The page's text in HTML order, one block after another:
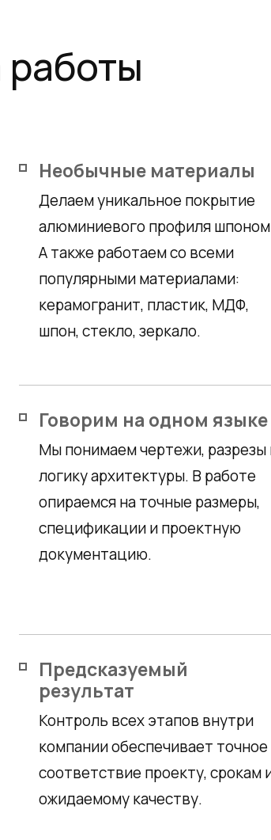
Необычные материалы
Делаем уникальное покрытие
алюминиевого профиля
А также работаем со всеми
популярными материалами:
керамогранит, пластик, МДФ,
шпон, стекло, зеркало.
Говорим на одном языке
Мы понимаем чертежи, разрезы
логику архитектуры. В работе
опираемся на точные размеры,
спецификации и проектную
документацию.
Предсказуемый
результат
Контроль всех этапов внутри
компании обеспечивает точное
соответствие проекту, срокам
ожидаемому качеству.